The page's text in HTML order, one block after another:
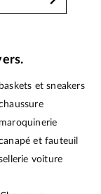
et sneakers
et fauteuil
voiture